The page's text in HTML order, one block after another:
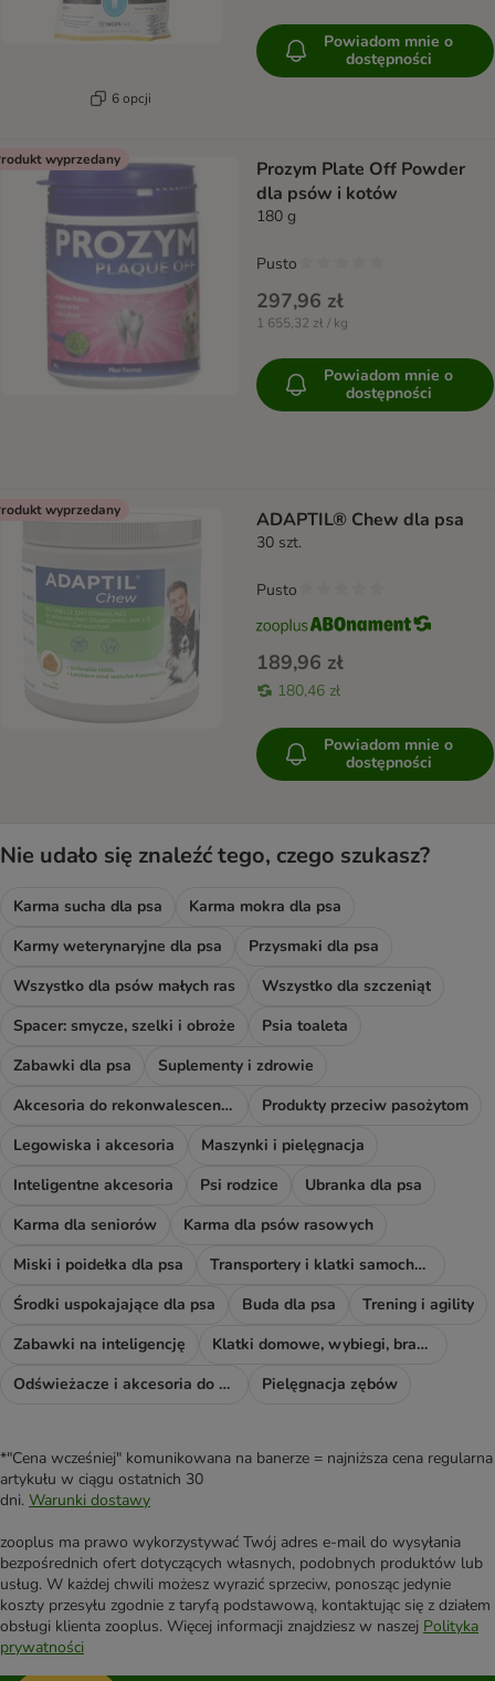
6 opcji
Powiadom mnie o
dostępności
wyprzedany
Prozym Plate Off Powder
dla psów i kotów
180 g
297,96 zł
1 655,32 zł / kg
Pusto
Powiadom mnie o
dostępności
wyprzedany ADAPTIL® Chew dla psa
30 szt.
189,96 zł
180,46 zł
Pusto
Powiadom mnie o
dostępności
Nie udało się znaleźć tego, czego szukasz?
Karma sucha dla psa
Karma mokra dla psa
Karmy weterynaryjne dla psa
Przysmaki dla psa
Wszystko dla psów małych ras
Wszystko dla szczeniąt
Spacer: smycze, szelki i obroże
Psia toaleta
Zabawki dla psa
Suplementy i zdrowie
Akcesoria do rekonwalescencji
Produkty przeciw pasożytom
Legowiska i akcesoria
Maszynki i pielęgnacja
Inteligentne akcesoria
Psi rodzice
Ubranka dla psa
Karma dla seniorów
Karma dla psów rasowych
Miski i poidełka dla psa
Transportery i klatki samochodowe
Środki uspokajające dla psa
Buda dla psa
Trening i agility
Zabawki na inteligencję
Klatki domowe, wybiegi, bramki i rampy
Odświeżacze i akcesoria do sprzątania
Pielęgnacja zębów
*"Cena wcześniej" komunikowana na banerze = najniższa cena regularna
artykułu w ciągu ostatnich 30
dni. Warunki dostawy
zooplus ma prawo wykorzystywać Twój adres e-mail do wysyłania
bezpośrednich ofert dotyczących własnych, podobnych produktów lub
usług. W każdej chwili możesz wyrazić sprzeciw, ponosząc jedynie
koszty przesyłu zgodnie z taryfą podstawową, kontaktując się z działem
obsługi klienta zooplus. Więcej informacji znajdziesz w naszej Polityka
prywatności